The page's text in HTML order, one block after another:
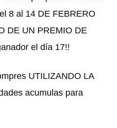
8 al 14 DE FEBRERO
DE UN PREMIO DE
el día 17!!
UTILIZANDO LA
acumulas para